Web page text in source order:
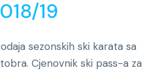
19
sezonskih ski karata sa
Cjenovnik ski pass-a za